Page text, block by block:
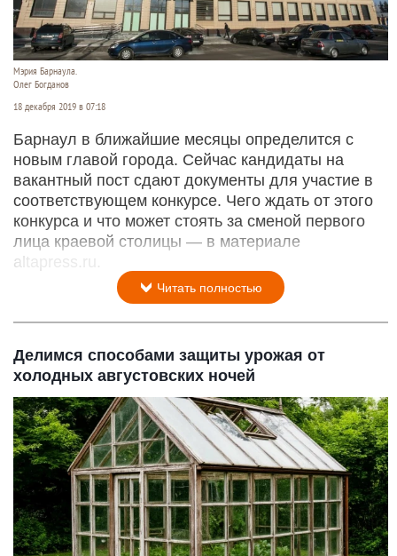
Мэрия Барнаула.
Олег Богданов
18 декабря 2019 в 07:18
Барнаул в ближайшие месяцы определится с
новым главой города. Сейчас кандидаты на
вакантный пост сдают документы для участие в
соответствующем конкурсе. Чего ждать от этого
конкурса и что может стоять за сменой первого
лица краевой столицы — в материале
altapress.ru.
Читать полностью
Делимся способами защиты урожая от
холодных августовских ночей